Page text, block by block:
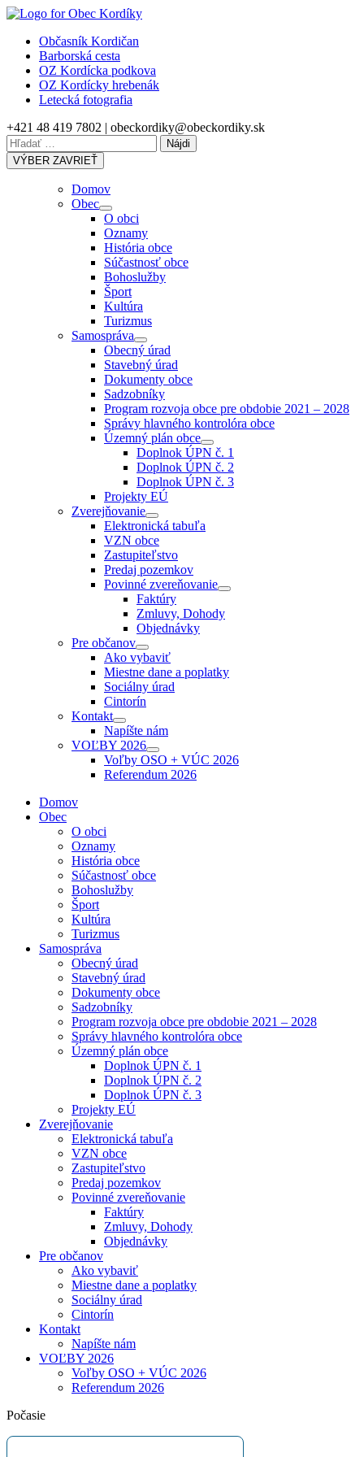
Skip
contentObčasník Kordičan
Barborská cesta
OZ Kordícka podkova
OZ Kordícky hrebenák
Letecká fotografia
+421 48 419 7802 | obeckordiky@obeckordiky.sk
Hľadať:
VÝBER ZAVRIEŤ
Domov
Obec
Show
sub
menu
O obci
Oznamy
História obce
Súčastnosť obce
Bohoslužby
Šport
Kultúra
Turizmus
Samospráva
Show
sub
menu
Obecný úrad
Stavebný úrad
Dokumenty obce
Sadzobníky
Program rozvoja obce pre obdobie 2021 – 2028
Správy hlavného kontrolóra obce
Územný plán obce
Show
sub
menu
Doplnok ÚPN č. 1
Doplnok ÚPN č. 2
Doplnok ÚPN č. 3
Projekty EÚ
Zverejňovanie
Show
sub
menu
Elektronická tabuľa
VZN obce
Zastupiteľstvo
Predaj pozemkov
Povinné zvereňovanie
Show
menu
Faktúry
Zmluvy, Dohody
Objednávky
Pre občanov
Show
sub
menu
Ako vybaviť
Miestne dane a poplatky
Sociálny úrad
Cintorín
Kontakt
Show
sub
menu
Napíšte nám
VOĽBY 2026
Show
sub
menu
Voľby OSO + VÚC 2026
Referendum 2026
Domov
Obec
O obci
Oznamy
História obce
Súčastnosť obce
Bohoslužby
Šport
Kultúra
Turizmus
Samospráva
Obecný úrad
Stavebný úrad
Dokumenty obce
Sadzobníky
Program rozvoja obce pre obdobie 2021 – 2028
Správy hlavného kontrolóra obce
Územný plán obce
Doplnok ÚPN č. 1
Doplnok ÚPN č. 2
Doplnok ÚPN č. 3
Projekty EÚ
Zverejňovanie
Elektronická tabuľa
VZN obce
Zastupiteľstvo
Predaj pozemkov
Povinné zvereňovanie
Faktúry
Zmluvy, Dohody
Objednávky
Pre občanov
Ako vybaviť
Miestne dane a poplatky
Sociálny úrad
Cintorín
Kontakt
Napíšte nám
VOĽBY 2026
Voľby OSO + VÚC 2026
Referendum 2026
Počasie